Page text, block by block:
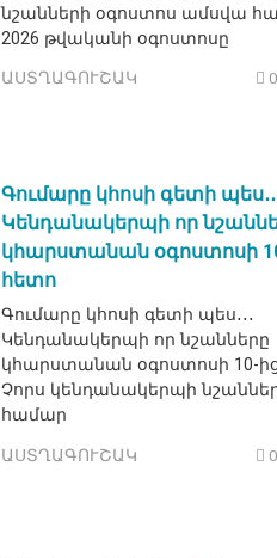
նշանների օգոստոս ամսվա
2026 թվականի օգոստոսը
ԱՍՏՂԱԳՈՒՇԱԿ 0
Գումարը կհոսի գետի
Կենդանակերպի որ
կհարստանան օգոստոսի
հետո
Գումարը կհոսի գետի պես․․․
Կենդանակերպի որ նշանները
կհարստանան օգոստոսի 10-
Չորս կենդանակերպի
համար
ԱՍՏՂԱԳՈՒՇԱԿ 0